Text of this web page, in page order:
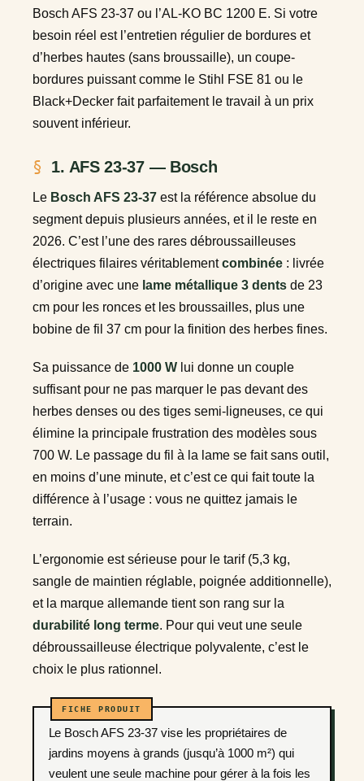
Bosch AFS 23-37 ou l’AL-KO BC 1200 E. Si votre
besoin réel est l’entretien régulier de bordures et
d’herbes hautes (sans broussaille), un coupe-
bordures puissant comme le Stihl FSE 81 ou le
Black+Decker fait parfaitement le travail à un prix
souvent inférieur.
1. AFS 23-37 — Bosch
Le Bosch AFS 23-37 est la référence absolue du
segment depuis plusieurs années, et il le reste en
2026. C’est l’une des rares débroussailleuses
électriques filaires véritablementcombinée : livrée
d’origine avec une lame métallique 3 dents de 23
cm pour les ronces et les broussailles, plus une
bobine de fil 37 cm pour la finition des herbes fines.
Sa puissance de 1000 W lui donne un couple
suffisant pour ne pas marquer le pas devant des
herbes denses ou des tiges semi-ligneuses, ce qui
élimine la principale frustration des modèles sous
700 W. Le passage du fil à la lame se fait sans outil,
en moins d’une minute, et c’est ce qui fait toute la
différence à l’usage : vous ne quittez jamais le
terrain.
L’ergonomie est sérieuse pour le tarif (5,3 kg,
sangle de maintien réglable, poignée additionnelle),
et la marque allemande tient son rang sur la
durabilité long terme. Pour qui veut une seule
débroussailleuse électrique polyvalente, c’est le
choix le plus rationnel.
Le Bosch AFS 23-37 vise les propriétaires de
jardins moyens à grands (jusqu’à 1000 m²) qui
veulent une seule machine pour gérer à la fois les